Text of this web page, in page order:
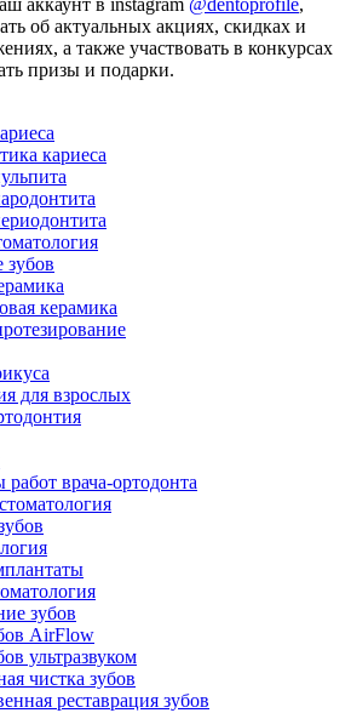
аккаунт в instagram @dentoprofile,
об актуальных акциях, скидках и
а также участвовать в конкурсах
призы и подарки.
кариеса
зубов
керамика
для взрослых
работ врача-ортодонта
зубов
AirFlow
ультразвуком
чистка зубов
реставрация зубов